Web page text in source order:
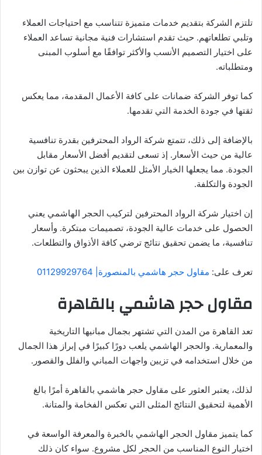
تلتزم الشركة بتقديم خدمات متميزة تتناسب مع احتياجات العملاء
وتلبي تطلعاتهم. حيث تقدم استشارات فنية مجانية تساعد العملاء
على اختيار التصميم الأنسب والأكثر توافقًا مع أسلوب المبنى
ومتطلباته.
كما توفر الشركة ضمانات على كافة الأعمال المقدمة، مما يعكس
ثقتها في جودة الخدمة التي تقدمها.
بالإضافة إلى ذلك، تتمتع شركة الرواد المحترفين بقدرة تنافسية
عالية من حيث الأسعار. إذ تسعى لتقديم أفضل الأسعار مقابل
الجودة. مما يجعلها الخيار الأمثل للعملاء الذين يبحثون عن توازن بين
الجودة والتكلفة.
إن اختيار شركة الرواد المحترفين لتركيب الحجر الهاشمي يعني
الحصول على خدمات عالية الجودة، تصميمات مبتكرة. وأسعار
تنافسية، ما يضمن تحقيق نتائج ترضي كافة الأذواق والتطلعات.
تعرف على: مقاول حجر هاشمي بالمنصورة| 01129929764
مقاول حجر هاشمي بالقاهرة
تعد القاهرة من المدن التي تشتهر بجمال مبانيها التاريخية
والمعمارية. والحجر الهاشمي يلعب دورًا كبيرًا في إبراز هذا الجمال
من خلال استخدامه في تزيين واجهات المباني والفلل والقصور.
لذلك، يعتبر العثور على مقاول حجر هاشمي بالقاهرة أمرًا بالغ
الأهمية لتحقيق النتائج المثلى التي تعكس الفخامة والمتانة.
كما يتميز مقاول الحجر الهاشمي بالخبرة والمعرفة الواسعة في
اختيار النوع المناسب من الحجر لكل مشروع. سواء كان ذلك